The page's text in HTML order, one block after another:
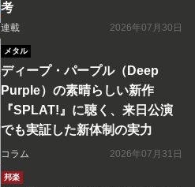
考
連載 2026年07月30日
メタル
ディープ・パープル（Deep
Purple）の素晴らしい新作
『SPLAT!』に聴く、来日公演
でも実証した新体制の実力
コラム 2026年07月31日
邦楽